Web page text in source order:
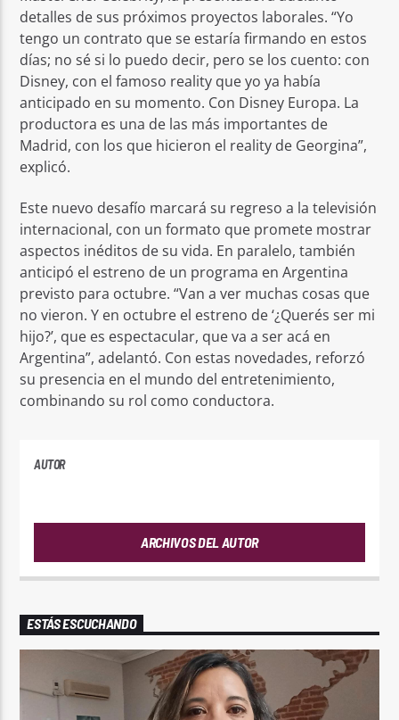
detalles de sus próximos proyectos laborales. “Yo
tengo un contrato que se estaría firmando en estos
días; no sé si lo puedo decir, pero se los cuento: con
Disney, con el famoso reality que yo ya había
anticipado en su momento. Con Disney Europa. La
productora es una de las más importantes de
Madrid, con los que hicieron el reality de Georgina”,
explicó.
Este nuevo desafío marcará su regreso a la televisión
internacional, con un formato que promete mostrar
aspectos inéditos de su vida. En paralelo, también
anticipó el estreno de un programa en Argentina
previsto para octubre. “Van a ver muchas cosas que
no vieron. Y en octubre el estreno de ‘¿Querés ser mi
hijo?’, que es espectacular, que va a ser acá en
Argentina”, adelantó. Con estas novedades, reforzó
su presencia en el mundo del entretenimiento,
combinando su rol como conductora.
AUTOR
ARCHIVOS DEL AUTOR
ESTÁS ESCUCHANDO